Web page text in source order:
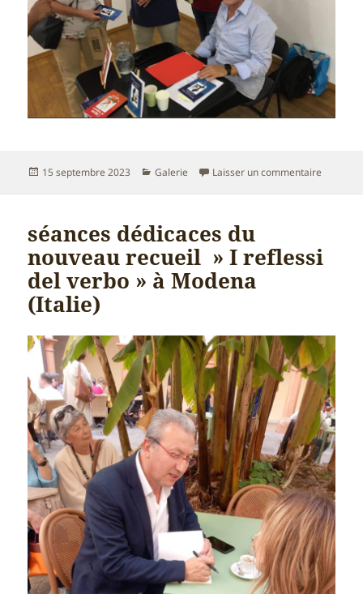
Publié
15 septembre 2023 Catégories
Galerie Laisser un commentairesur
séances dédicaces du
nouveau recueil » I reflessi
del verbo » à Modena
(Italie)